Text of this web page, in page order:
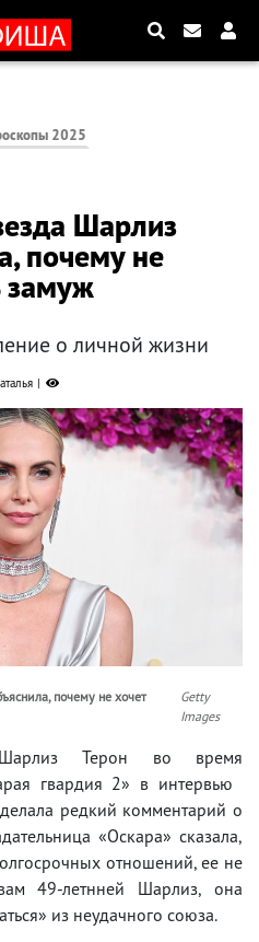
2025
Шарлиз
почему не
замуж
о личной жизни
почему не хочет
Getty
Images
Шарлиз Терон во время
гвардия 2» в интервью
редкий комментарий о
«Оскара» сказала,
отношений, ее не
49-летнней Шарлиз, она
из неудачного союза.